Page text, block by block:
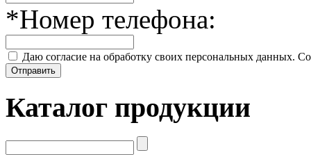
*Номер телефона:
Даю согласие на обработку своих персональных данных.
Отправить
Каталог продукции